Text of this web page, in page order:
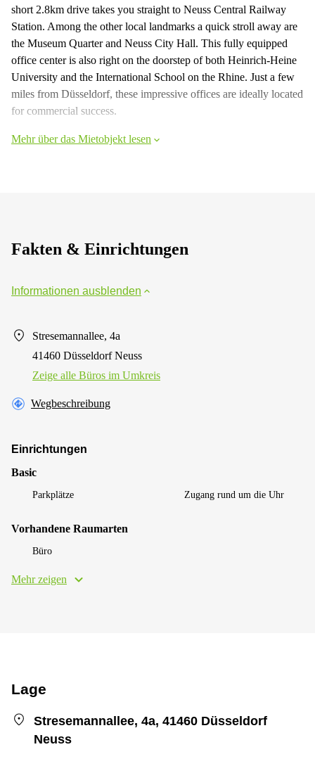
short 2.8km drive takes you straight to Neuss Central Railway
Station. Among the other local landmarks a quick stroll away are
the Museum Quarter and Neuss City Hall. This fully equipped
office center is also right on the doorstep of both Heinrich-Heine
University and the International School on the Rhine. Just a few
miles from Düsseldorf, these impressive offices are ideally located
for commercial success.
Mehr über das Mietobjekt lesen
Fakten & Einrichtungen
Informationen ausblenden
Stresemannallee, 4a
41460 Düsseldorf Neuss
Zeige alle Büros im Umkreis
Wegbeschreibung
Einrichtungen
Basic
Parkplätze Zugang rund um die Uhr
Vorhandene Raumarten
Büro
Mehr zeigen
Lage
Stresemannallee, 4a, 41460 Düsseldorf
Neuss